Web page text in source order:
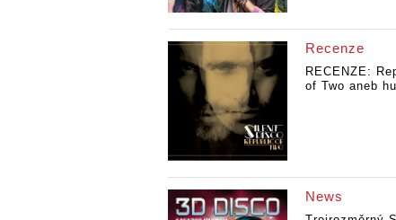
Recenze
RECENZE:
of Two aneb
News